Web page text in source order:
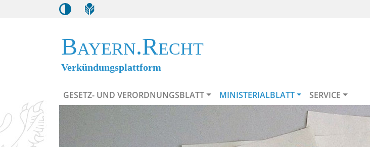
Bayern.Recht
Verkündungsplattform
GESETZ- UND VERORDNUNGSBLATT MINISTERIALBLATT SERVICE